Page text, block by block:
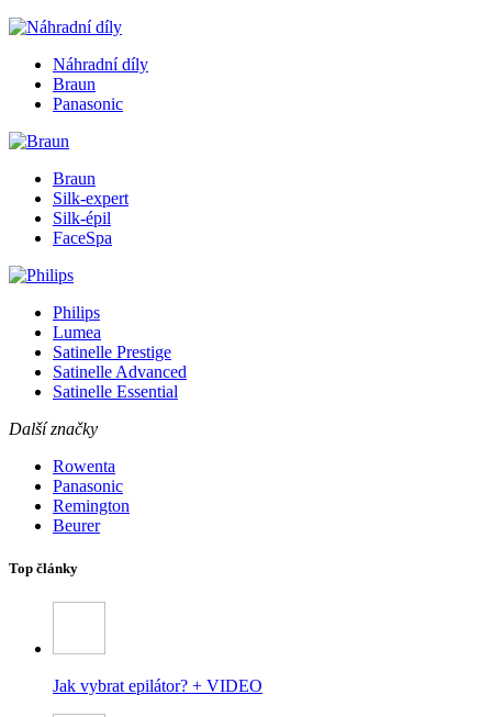
Náhradní díly
Braun
Panasonic
Braun
Silk-expert
Silk-épil
FaceSpa
Philips
Lumea
Satinelle Prestige
Satinelle Advanced
Satinelle Essential
Další značky
Rowenta
Panasonic
Remington
Beurer
Top články
Jak vybrat epilátor? + VIDEO